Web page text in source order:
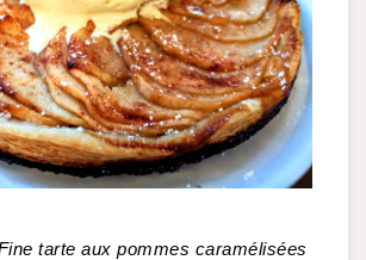
tarte aux pommes caramélisées